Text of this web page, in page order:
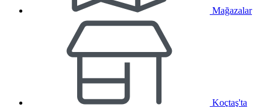
Mağazalar
Koçtaş'ta